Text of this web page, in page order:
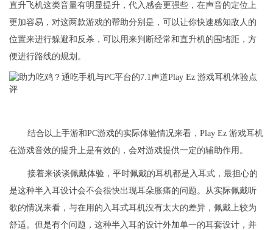
直升飞机这类音量有明显提升，代入感会更强些，在声音的定位上
更加容易，对这两款游戏的帮助分别是，可以让你快速感知敌人的
位置来进行躲避和反杀，可以用来判断经常和直升机的围堵距，方
便进行路线的规划。
结合以上手游和PC游戏的实际体验情况来看，Play Ez 游戏耳机
在游戏音效的提升上是有效的，会对游戏提供一定的辅助作用。
接着来谈谈佩戴体验，平时佩戴的耳机都是入耳式，最担心的
是这种半入耳设计会不会很快出现耳朵胀痛的问题。从实际佩戴听
歌的情况来看，与在用的入耳式耳机没有太大的差异，佩戴上较为
舒适。但是有个问题，这种半入耳的设计外加单一的耳套设计，并